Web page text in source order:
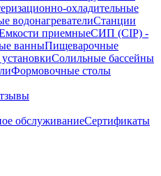
охладительные
водонагревателиСтанции
приемныеСИП (CIP) -
ванныПищеварочные
Солильные бассейны
Формовочные столы
обслуживаниеСертификаты